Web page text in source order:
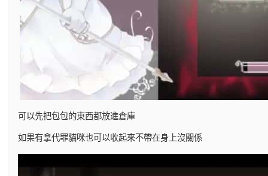
可以先把包包的東西都放進倉庫
如果有拿代罪貓咪也可以收起來不帶在身上沒關係